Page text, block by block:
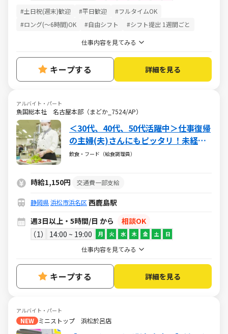
#土日祝(週末)歓迎 #平日歓迎
#フルタイムOK
#ロング(～6時間)OK
#自由シフト #シフト提出 1週間ごと
仕事内容を見てみる
キープする 詳細を見る
アルバイト・パート
魚国総本社 名古屋本部（まどか_7524/AP）
＜30代、40代、50代活躍中＞仕事復帰
の主婦(夫)さんにもピッタリ！未経験
からのチャレンジもok！
飲食・フード（給食調理員）
時給1,150円 交通費一部支給
静岡県浜松市浜名区 西鹿島駅
週3日以上・5時間/日 から
相談OK
1
14:00 ~ 19:00 月 火 水 木 金 土 日
仕事内容を見てみる
キープする 詳細を見る
アルバイト・パート
NEW ミニストップ 浜松於呂店